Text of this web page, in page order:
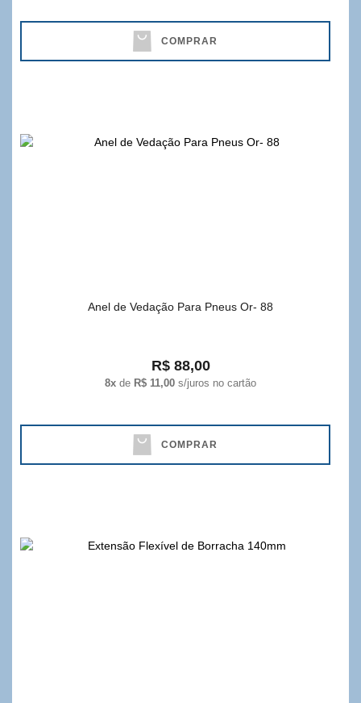
COMPRAR
Anel de Vedação Para Pneus Or- 88
R$ 88,00
8x de R$ 11,00 s/juros no cartão
COMPRAR